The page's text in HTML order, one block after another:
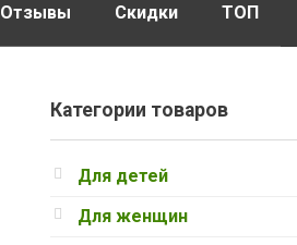
Отзывы Скидки ТОП
Категории товаров
Для детей
Для женщин